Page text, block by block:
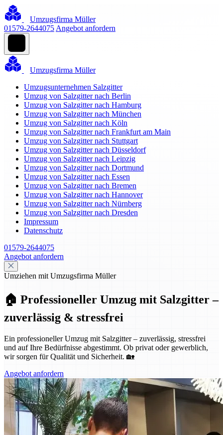
Umzugsfirma Müller
01579-2644075 Angebot anfordern
Umzugsfirma Müller
Umzugsunternehmen Salzgitter
Umzug von Salzgitter nach Berlin
Umzug von Salzgitter nach Hamburg
Umzug von Salzgitter nach München
Umzug von Salzgitter nach Köln
Umzug von Salzgitter nach Frankfurt am Main
Umzug von Salzgitter nach Stuttgart
Umzug von Salzgitter nach Düsseldorf
Umzug von Salzgitter nach Leipzig
Umzug von Salzgitter nach Dortmund
Umzug von Salzgitter nach Essen
Umzug von Salzgitter nach Bremen
Umzug von Salzgitter nach Hannover
Umzug von Salzgitter nach Nürnberg
Umzug von Salzgitter nach Dresden
Impressum
Datenschutz
01579-2644075
Angebot anfordern
Umziehen mit Umzugsfirma Müller
🏠 Professioneller Umzug mit Salzgitter –
zuverlässig & stressfrei
Ein professioneller Umzug mit Salzgitter – zuverlässig, stressfrei
und auf Ihre Bedürfnisse abgestimmt. Ob privat oder gewerblich,
wir sorgen für Qualität und Sicherheit. 🏡
Angebot anfordern